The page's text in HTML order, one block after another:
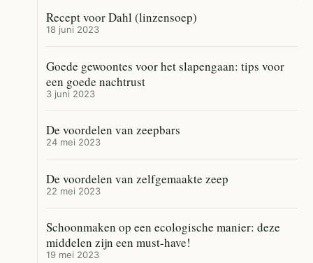
Recept voor Dahl (linzensoep)
18 juni 2023
Goede gewoontes voor het slapengaan: tips voor
een goede nachtrust
3 juni 2023
De voordelen van zeepbars
24 mei 2023
De voordelen van zelfgemaakte zeep
22 mei 2023
Schoonmaken op een ecologische manier: deze
middelen zijn een must-have!
19 mei 2023